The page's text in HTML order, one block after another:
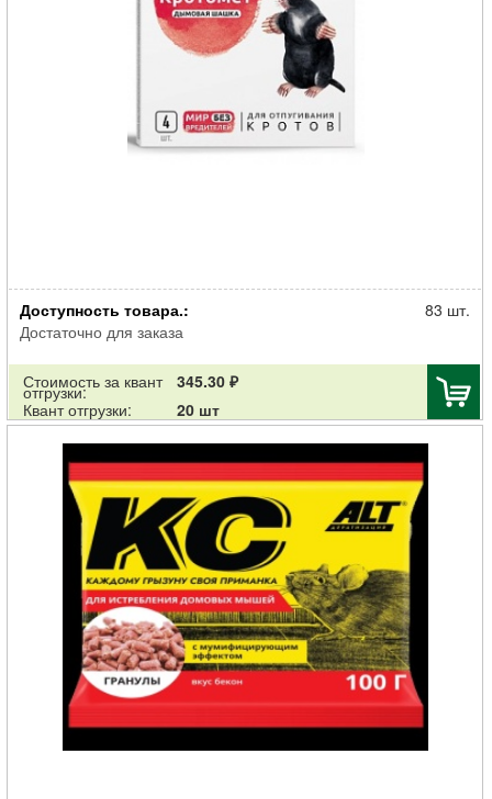
Родентицид Август Кротомет дымовая шашка для отпугивания
Доступность товара.:
Достаточно для заказа
83 шт.
Стоимость за квант
отгрузки:
345.30 ₽
Квант отгрузки:
20 шт